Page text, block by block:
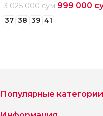
3 025 000сум 999 000
37 38 39 41
Популярные категории